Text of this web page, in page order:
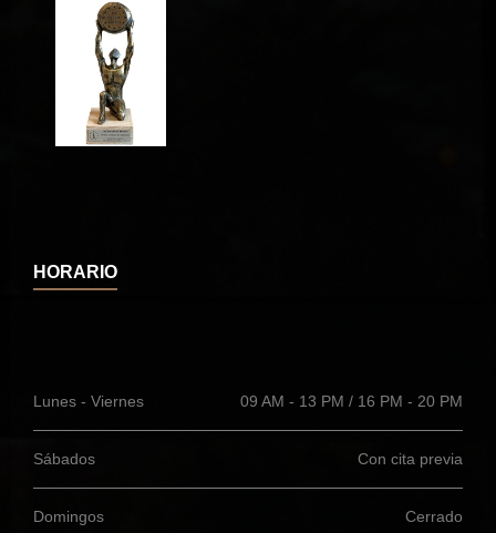
HORARIO
Lunes - Viernes 09 AM - 13 PM / 16 PM - 20 PM
Sábados Con cita previa
Domingos Cerrado